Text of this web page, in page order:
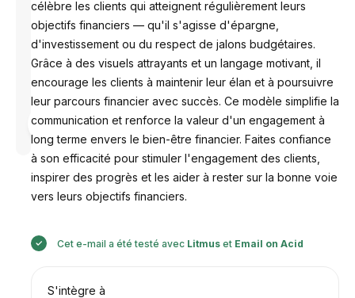
Conçu par
célèbre les clients qui atteignent régulièrement leurs
objectifs financiers — qu'il s'agisse d'épargne,
d'investissement ou du respect de jalons budgétaires.
Grâce à des visuels attrayants et un langage motivant, il
encourage les clients à maintenir leur élan et à poursuivre
leur parcours financier avec succès. Ce modèle simplifie la
communication et renforce la valeur d'un engagement à
long terme envers le bien-être financier. Faites confiance
à son efficacité pour stimuler l'engagement des clients,
inspirer des progrès et les aider à rester sur la bonne voie
vers leurs objectifs financiers.
Cet e-mail a été testé avec Litmuset Email on Acid
S'intègre à